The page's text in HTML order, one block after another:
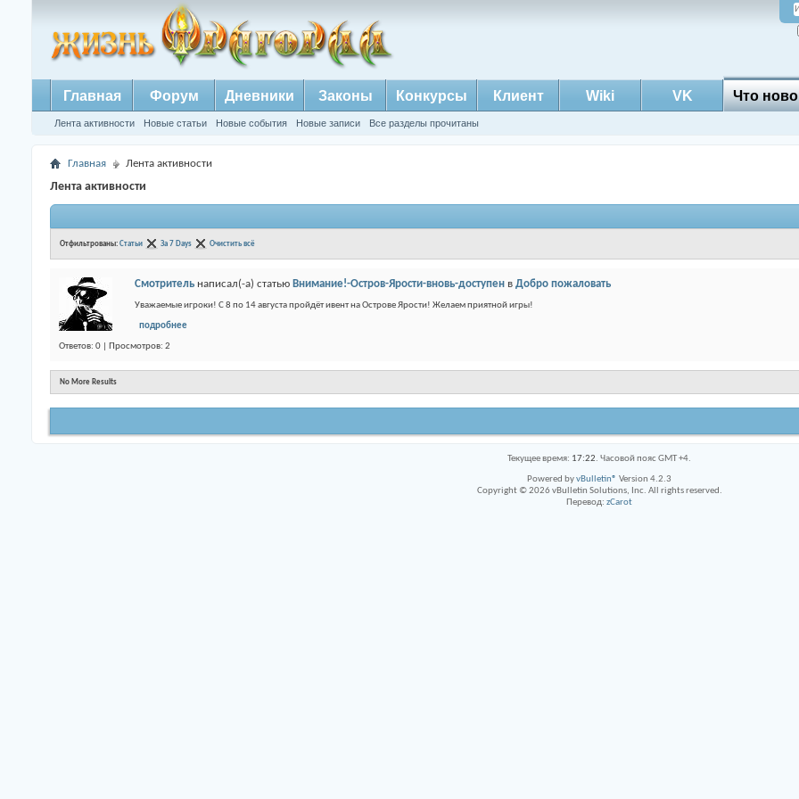
Главная Форум Дневники Законы Конкурсы Клиент Wiki VK Что
Лента активности Новые статьи Новые события Новые записи Все разделы прочитаны
Главная Лента активности
Лента активности
Отфильтрованы: Статьи За 7 Days Очистить всё
Смотритель написал(-а) статью Внимание!-Остров-Ярости-вновь-доступен в Добро пожаловать
Уважаемые игроки! С 8 по 14 августа пройдёт ивент на Острове Ярости! Желаем приятной игры!
подробнее
Ответов: 0 | Просмотров: 2
No More Results
Текущее время: 17:22. Часовой пояс GMT +4.
Powered byvBulletin® Version 4.2.3
Copyright © 2026 vBulletin Solutions, Inc. All rights reserved.
Перевод: zCarot